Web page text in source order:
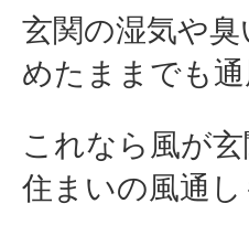
玄関の湿気や
めたままでも
これなら風が
住まいの風通